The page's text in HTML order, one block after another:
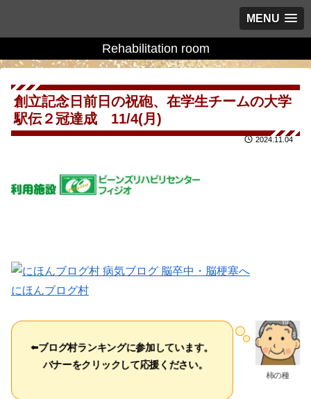
MENU
Rehabilitation room
創立記念日前日の祝砲、在学生チームの大学
駅伝２冠達成 11/4(月)
2024.11.04
にほんブログ村
柿の種
⬅️ブログ村ランキングに参加しています。
バナーをクリックして応援ください。